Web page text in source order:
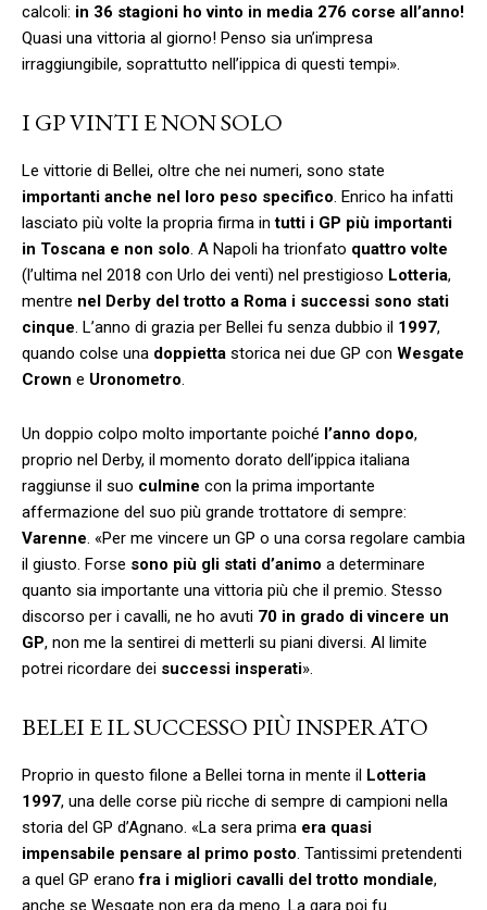
calcoli: in 36 stagioni ho vinto in media 276 corse all’anno!
Quasi una vittoria al giorno! Penso sia un’impresa
irraggiungibile, soprattutto nell’ippica di questi tempi».
I GP VINTI E NON SOLO
Le vittorie di Bellei, oltre che nei numeri, sono state
importanti anche nel loro peso specifico. Enrico ha infatti
lasciato più volte la propria firma intutti i GP più importanti
in Toscana e non solo. A Napoli ha trionfato quattro volte
(l’ultima nel 2018 con Urlo dei venti) nel prestigioso Lotteria,
mentre nel Derby del trotto a Roma i successi sono stati
cinque. L’anno di grazia per Bellei fu senza dubbio il 1997,
quando colse una doppietta storica nei due GP con Wesgate
Crown e Uronometro.
Un doppio colpo molto importante poiché l’anno dopo,
proprio nel Derby, il momento dorato dell’ippica italiana
raggiunse il suo culmine con la prima importante
affermazione del suo più grande trottatore di sempre:
Varenne. «Per me vincere un GP o una corsa regolare cambia
il giusto. Forse sono più gli stati d’animo a determinare
quanto sia importante una vittoria più che il premio. Stesso
discorso per i cavalli, ne ho avuti 70 in grado di vincere un
GP, non me la sentirei di metterli su piani diversi. Al limite
potrei ricordare dei successi insperati».
BELEI E IL SUCCESSO PIÙ INSPERATO
Proprio in questo filone a Bellei torna in mente il Lotteria
1997, una delle corse più ricche di sempre di campioni nella
storia del GP d’Agnano. «La sera prima era quasi
impensabile pensare al primo posto. Tantissimi pretendenti
a quel GP eranofra i migliori cavalli del trotto mondiale,
anche se Wesgate non era da meno. La gara poi fu